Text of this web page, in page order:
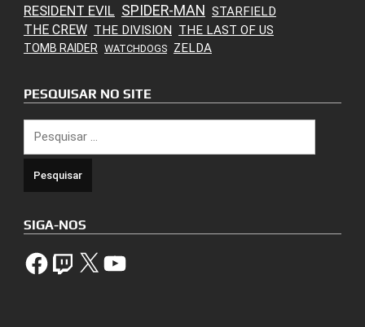
RESIDENT EVIL SPIDER-MAN STARFIELD
THE CREW THE DIVISION THE LAST OF US
TOMB RAIDER WATCHDOGS ZELDA
PESQUISAR NO SITE
por:
SIGA-NOS
FacebookTwitch X YouTube